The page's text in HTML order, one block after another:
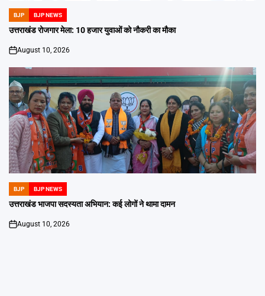
POSTED
IN
BJP BJP NEWS
उत्तराखंड रोजगार मेला: 10 हजार युवाओं को नौकरी का मौका
on
August 10, 2026
POSTED
IN
BJP BJP NEWS
उत्तराखंड भाजपा सदस्यता अभियान: कई लोगों ने थामा दामन
on
August 10, 2026